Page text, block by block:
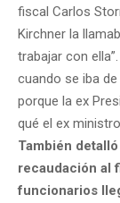
fiscal Carlos
Kirchner la
trabajar con
cuando se iba
porque la ex
qué el ex
También
recaudación al
funcionarios